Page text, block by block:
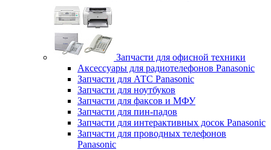
Запчасти для офисной техники
Аксессуары для радиотелефонов Panasonic
Запчасти для АТС Panasonic
Запчасти для ноутбуков
Запчасти для факсов и МФУ
Запчасти для пин-падов
Запчасти для интерактивных досок Panasonic
Запчасти для проводных телефонов
Panasonic